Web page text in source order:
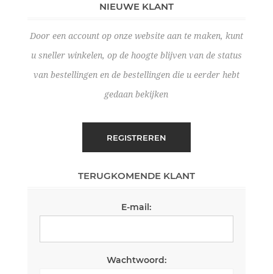
NIEUWE KLANT
Door een account op onze website aan te maken, kunt
u sneller winkelen, op de hoogte blijven van de status
van bestellingen en de bestellingen die u eerder hebt
gedaan bekijken
REGISTREREN
TERUGKOMENDE KLANT
E-mail:
Wachtwoord: